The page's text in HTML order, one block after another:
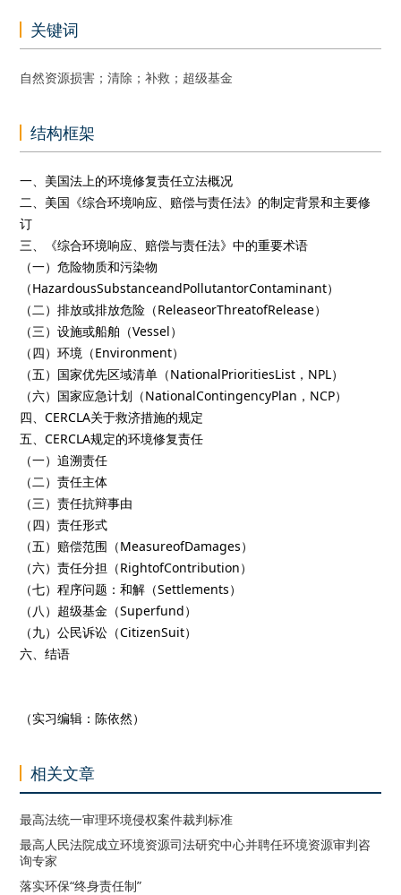
关键词
自然资源损害；清除；补救；超级基金
结构框架
一、美国法上的环境修复责任立法概况
二、美国《综合环境响应、赔偿与责任法》的制定背景和主要修
订
三、《综合环境响应、赔偿与责任法》中的重要术语
（一）危险物质和污染物
（HazardousSubstanceandPollutantorContaminant）
（二）排放或排放危险（ReleaseorThreatofRelease）
（三）设施或船舶（Vessel）
（四）环境（Environment）
（五）国家优先区域清单（NationalPrioritiesList，NPL）
（六）国家应急计划（NationalContingencyPlan，NCP）
四、CERCLA关于救济措施的规定
五、CERCLA规定的环境修复责任
（一）追溯责任
（二）责任主体
（三）责任抗辩事由
（四）责任形式
（五）赔偿范围（MeasureofDamages）
（六）责任分担（RightofContribution）
（七）程序问题：和解（Settlements）
（八）超级基金（Superfund）
（九）公民诉讼（CitizenSuit）
六、结语
（实习编辑：陈依然）
相关文章
最高法统一审理环境侵权案件裁判标准
最高人民法院成立环境资源司法研究中心并聘任环境资源审判咨
询专家
落实环保“终身责任制”